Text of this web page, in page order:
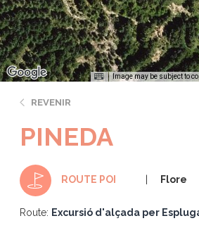
Image may be subject to
REVENIR
PINEDA
ROUTE POI Flore
Route: Excursió d'alçada per